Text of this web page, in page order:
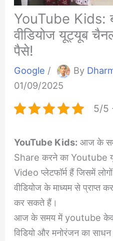
YouTube Kids:
वीडियोज यूट्यूब
पैसे!
Google / By
01/09/2025
5/5
YouTube Kids: आज के
Share करने का Youtube
Video प्लेटफॉर्म हैं जिसमें
वीडियोज के माध्यम से प्राप्त
कर सकते हैं।
आज के समय में youtube केवल
विडियो और मनोरंजन का